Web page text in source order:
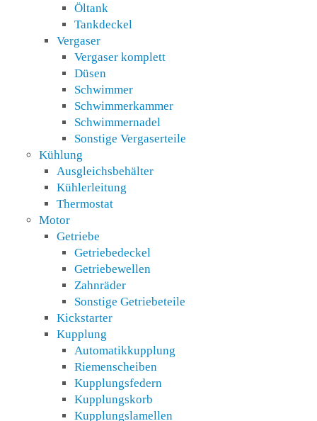
Öltank
Tankdeckel
Vergaser
Vergaser komplett
Düsen
Schwimmer
Schwimmerkammer
Schwimmernadel
Sonstige Vergaserteile
Kühlung
Ausgleichsbehälter
Kühlerleitung
Thermostat
Motor
Getriebe
Getriebedeckel
Getriebewellen
Zahnräder
Sonstige Getriebeteile
Kickstarter
Kupplung
Automatikkupplung
Riemenscheiben
Kupplungsfedern
Kupplungskorb
Kupplungslamellen